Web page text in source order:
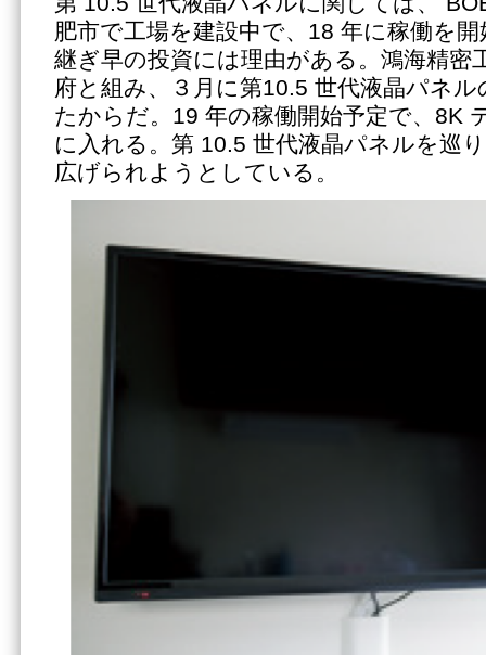
肥市で工場を建設中で、18 年に稼働を
継ぎ早の投資には理由がある。鴻海精密
府と組み、３月に第10.5 世代液晶パネ
たからだ。19 年の稼働開始予定で、8K
に入れる。第 10.5 世代液晶パネルを巡
広げられようとしている。